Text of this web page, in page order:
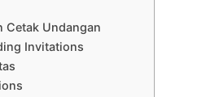
Cetak Undangan
Invitations